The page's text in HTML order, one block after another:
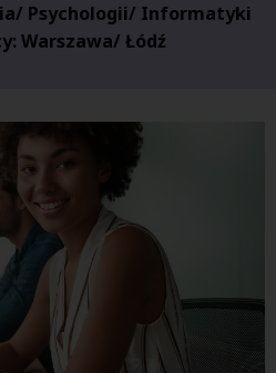
Psychologii/ Informatyki
Warszawa/ Łódź